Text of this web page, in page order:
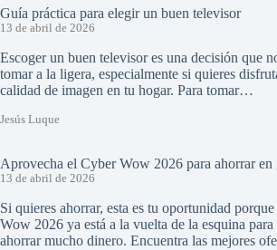
Guía práctica para elegir un buen televisor
13 de abril de 2026
Escoger un buen televisor es una decisión que
tomar a la ligera, especialmente si quieres
calidad de imagen en tu hogar. Para tomar…
Jesús Luque
Aprovecha el Cyber Wow 2026 para ahorrar en
13 de abril de 2026
Si quieres ahorrar, esta es tu oportunidad
Wow 2026 ya está a la vuelta de la esquina para
ahorrar mucho dinero. Encuentra las mejores